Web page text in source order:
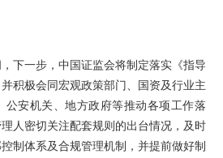
下一步，中国证监会将制定落实《指导
积极会同宏观政策部门、国资及行业主
公安机关、地方政府等推动各项工作落
人密切关注配套规则的出台情况，及时
制体系及合规管理机制，并提前做好制